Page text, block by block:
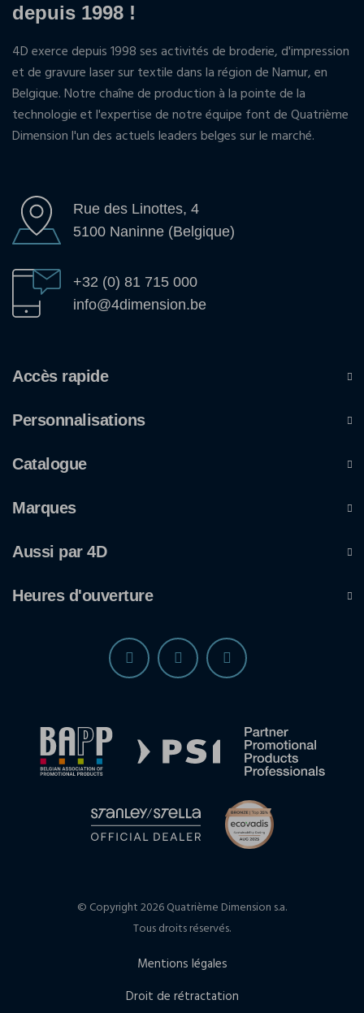
depuis 1998 !
4D exerce depuis 1998 ses activités de broderie, d'impression
et de gravure laser sur textile dans la région de Namur, en
Belgique. Notre chaîne de production à la pointe de la
technologie et l'expertise de notre équipe font de Quatrième
Dimension l'un des actuels leaders belges sur le marché.
Rue des Linottes, 4
5100 Naninne (Belgique)
+32 (0) 81 715 000
info@4dimension.be
Accès rapide
Personnalisations
Catalogue
Marques
Aussi par 4D
Heures d'ouverture
© Copyright 2026 Quatrième Dimension s.a.
Tous droits réservés.
Mentions légales
Droit de rétractation